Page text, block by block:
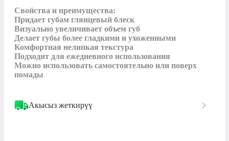
Свойства и преимущества:
Придает губам глянцевый блеск
Визуально увеличивает объем губ
Делает губы более гладкими и ухоженными
Комфортная нелипкая текстура
Подходит для ежедневного использования
Можно использовать самостоятельно или поверх
помады
Акысыз жеткирүү